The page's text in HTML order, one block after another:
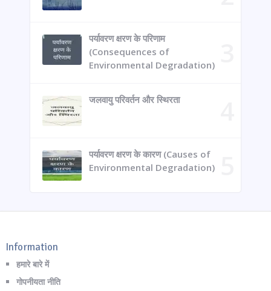
पर्यावरण क्षरण के परिणाम
(Consequences of
Environmental Degradation)
जलवायु परिवर्तन और स्थिरता
पर्यावरण क्षरण के कारण (Causes of
Environmental Degradation)
Information
हमारे बारे में
गोपनीयता नीति